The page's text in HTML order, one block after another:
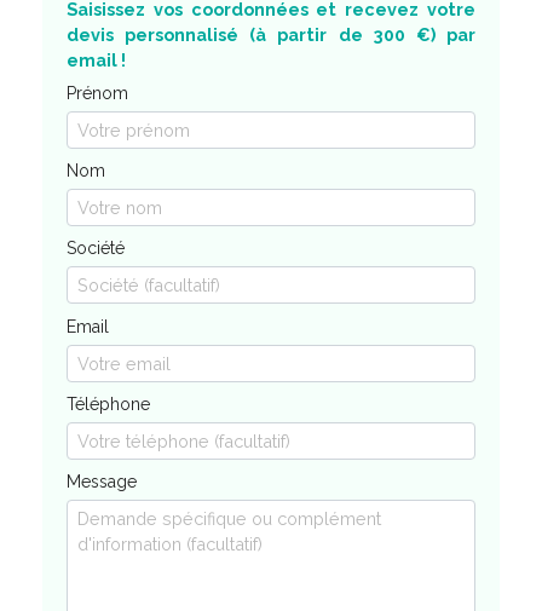
Saisissez vos coordonnées et recevez votre
devis personnalisé (à partir de 300 €) par
email !
Prénom
Nom
Société
Email
Téléphone
Message